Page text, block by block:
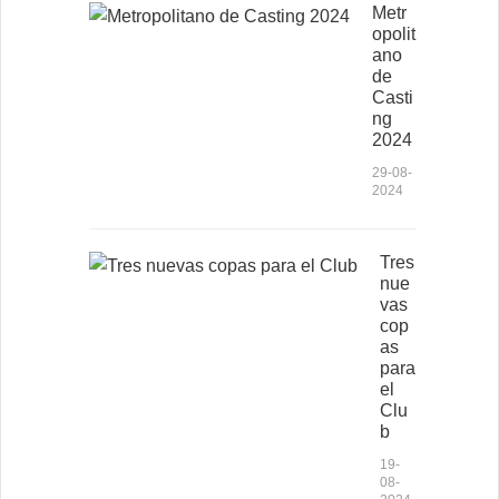
Metr
opolit
ano
de
Casti
ng
2024
29-08-
2024
Tres
nue
vas
cop
as
para
el
Clu
b
19-
08-